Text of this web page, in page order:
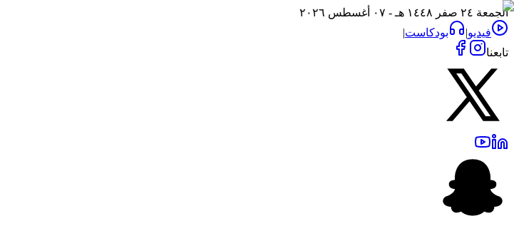
الجمعة ٢٤ صفر ١٤٤٨ هـ - ٠٧ أغسطس ٢٠٢٦
فيديو| بودكاست|
تابعنا